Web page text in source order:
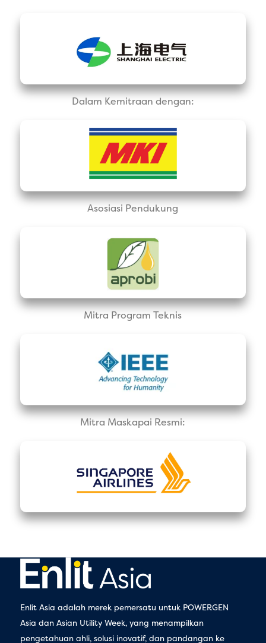
Dalam Kemitraan dengan:
Asosiasi Pendukung
Mitra Program Teknis
Mitra Maskapai Resmi:
Enlit Asia adalah merek pemersatu untuk POWERGEN
Asia dan Asian Utility Week, yang menampilkan
pengetahuan ahli, solusi inovatif, dan pandangan ke